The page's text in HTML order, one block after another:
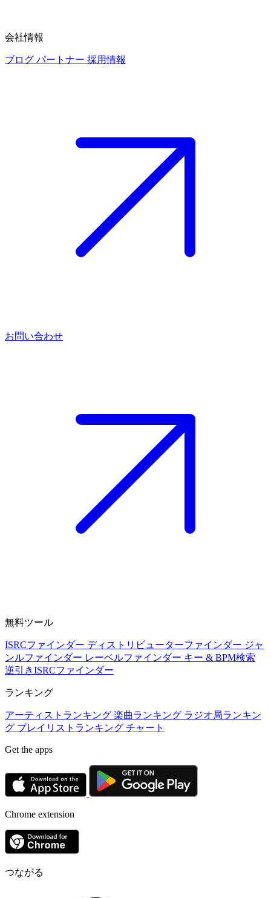
会社情報
ブログ パートナー 採用情報
お問い合わせ
無料ツール
ISRCファインダー ディストリビューターファインダー ジャ
ンルファインダー レーベルファインダー キー & BPM検索
逆引きISRCファインダー
ランキング
アーティストランキング 楽曲ランキング ラジオ局ランキン
グ プレイリストランキング チャート
Get the apps
Chrome extension
つながる